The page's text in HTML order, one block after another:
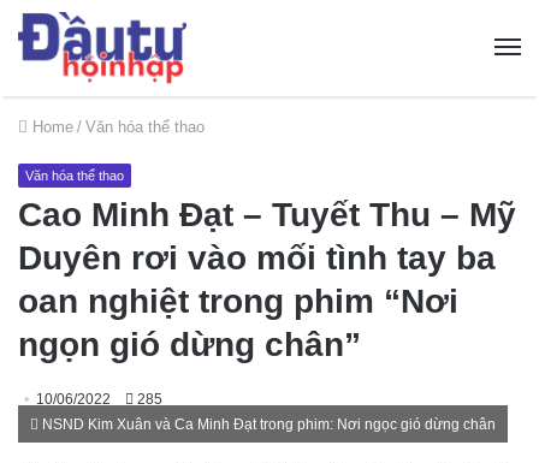
Home / Văn hóa thể thao
Văn hóa thể thao
Cao Minh Đạt – Tuyết Thu – Mỹ
Duyên rơi vào mối tình tay ba
oan nghiệt trong phim “Nơi
ngọn gió dừng chân”
10/06/2022 285
NSND Kim Xuân và Ca Minh Đạt trong phim: Nơi ngọc gió dừng chân